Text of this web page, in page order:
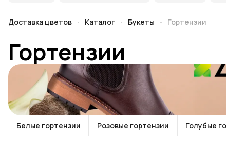
Доставка цветов Каталог Букеты Гортензии
Гортензии
Белые гортензии Розовые гортензии Голубые